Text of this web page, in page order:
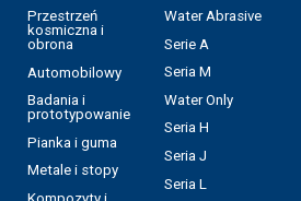
Przestrzeń
kosmiczna i
obrona
Automobilowy
Badania i
prototypowanie
Pianka i guma
Metale i stopy
Water Abrasive
Serie A
Seria M
Water Only
Seria H
Seria J
Seria L